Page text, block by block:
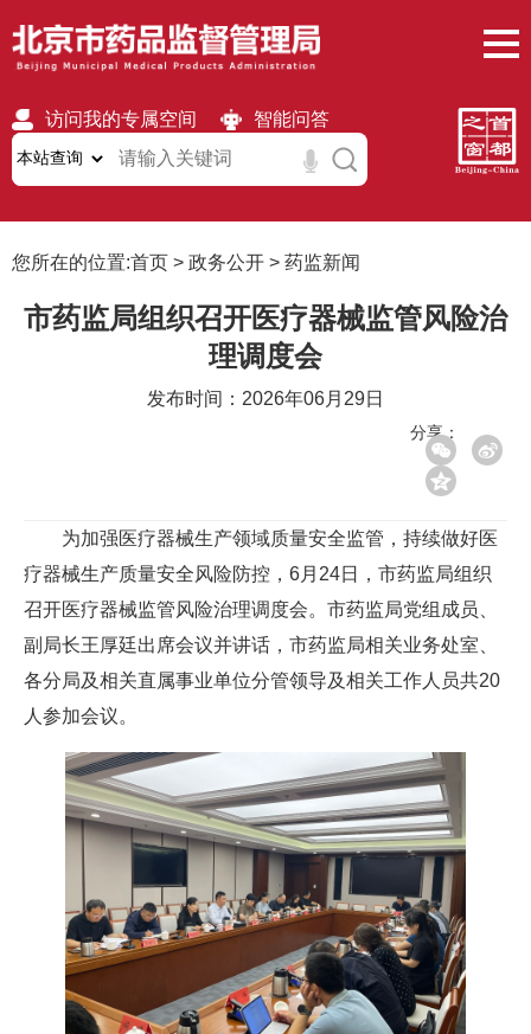
访问我的专属空间 智能问答
无障碍 繁體 移动版
您所在的位置:首页 > 政务公开 > 药监新闻
市药监局组织召开医疗器械监管风险治
理调度会
发布时间：2026年06月29日
分享：
为加强医疗器械生产领域质量安全监管，持续做好医
疗器械生产质量安全风险防控，6月24日，市药监局组织
召开医疗器械监管风险治理调度会。市药监局党组成员、
副局长王厚廷出席会议并讲话，市药监局相关业务处室、
各分局及相关直属事业单位分管领导及相关工作人员共20
人参加会议。